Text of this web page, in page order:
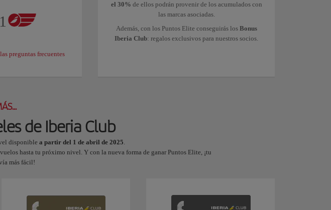
preguntas frecuentes
el 30% de ellos podrán provenir de los acumulados con
las marcas asociadas.
Además, con los Puntos Elite conseguirás los Bonus
Iberia Club: regalos exclusivos para nuestros socios.
de Iberia Club
disponible a partir del 1 de abril de 2025.
hasta tu próximo nivel. Y con la nueva forma de ganar Puntos Elite, ¡tu
más fácil!​